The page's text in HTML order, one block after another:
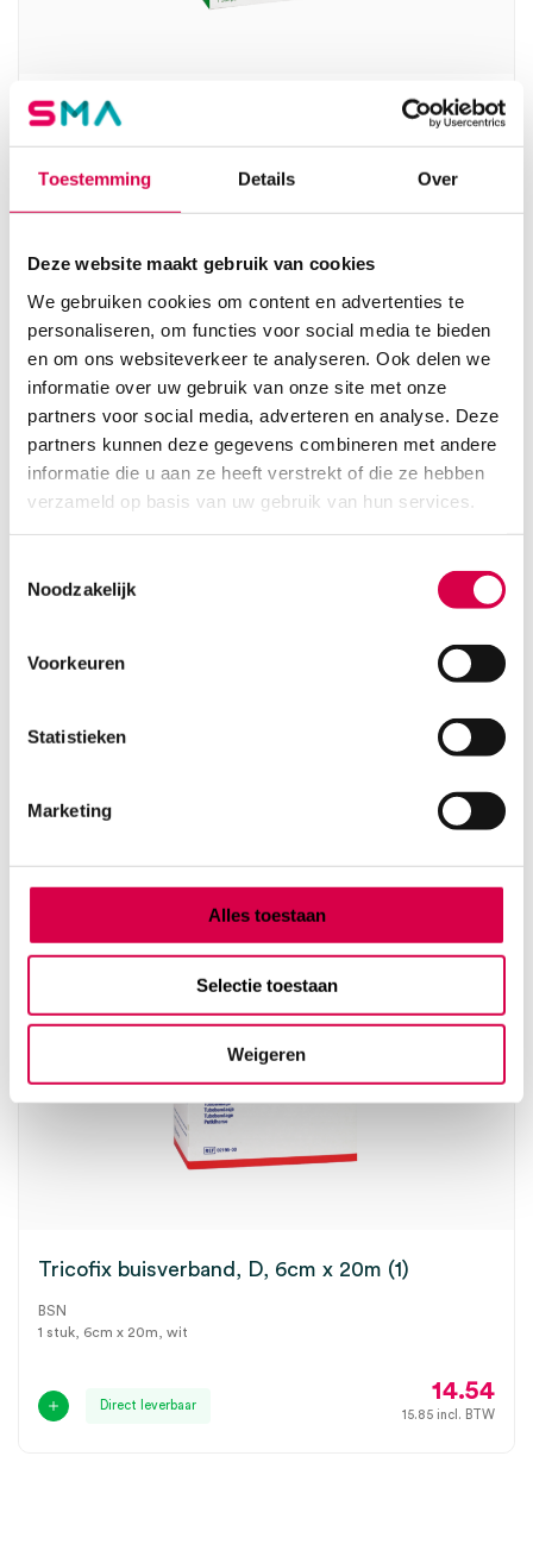
Toestemming Details Over
Deze website maakt gebruik van cookies
We gebruiken cookies om content en advertenties te
personaliseren, om functies voor social media te bieden
en om ons websiteverkeer te analyseren. Ook delen we
informatie over uw gebruik van onze site met onze
partners voor social media, adverteren en analyse. Deze
partners kunnen deze gegevens combineren met andere
informatie die u aan ze heeft verstrekt of die ze hebben
verzameld op basis van uw gebruik van hun services.
Noodzakelijk
Voorkeuren
Statistieken
Marketing
Alles toestaan
Selectie toestaan
Weigeren
Mollelast haft cohesief fixatiewindsel, 6cm x
LOHMANN
3 tot 5 werkdagen
6.44
Tricofix buisverband, D, 6cm x 20m (1)
BSN
1 stuk, 6cm x 20m, wit
Direct leverbaar
14.54
15.85 incl. BTW